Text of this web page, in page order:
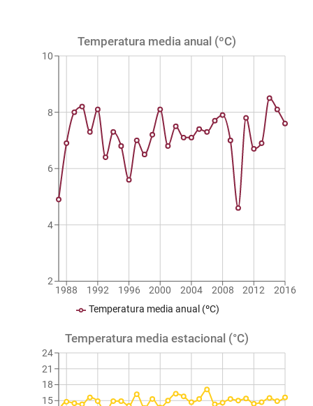
Temperatura media anual (ºC)
1988 1992 1996 2000 2004 2008 2012 2016
2
4
6
8
10
Temperatura media anual (ºC)
Temperatura media estacional (°C)
15
18
21
24